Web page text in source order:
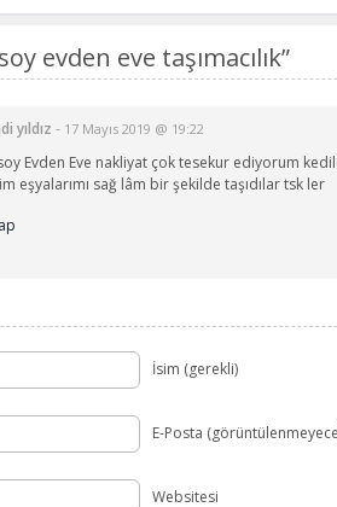
evden eve taşımacılık”
yıldız - 17 Mayıs 2019 @ 19:22
Evden Eve nakliyat çok tesekur ediyorum
eşyalarımı sağ lâm bir şekilde taşıdılar tsk ler
İsim (gerekli)
E-Posta
Websitesi